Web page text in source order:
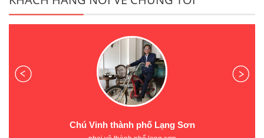
Chị Thủy Hiệu Trưởng Trường Mầm Non X20